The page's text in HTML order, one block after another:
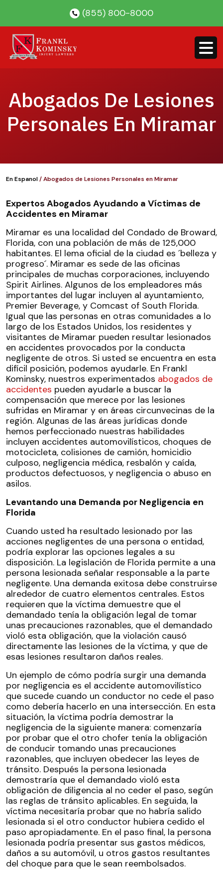
content
(855) 800-8000
Abogados De Lesiones
Personales En Miramar
En Espanol/Abogados de Lesiones Personales en Miramar
Expertos Abogados Ayudando a Víctimas de
Accidentes en Miramar
Miramar es una localidad del Condado de Broward,
Florida, con una población de más de 125,000
habitantes. El lema oficial de la ciudad es ´belleza y
progreso´. Miramar es sede de las oficinas
principales de muchas corporaciones, incluyendo
Spirit Airlines. Algunos de los empleadores más
importantes del lugar incluyen al ayuntamiento,
Premier Beverage, y Comcast of South Florida.
Igual que las personas en otras comunidades a lo
largo de los Estados Unidos, los residentes y
visitantes de Miramar pueden resultar lesionados
en accidentes provocados por la conducta
negligente de otros. Si usted se encuentra en esta
difícil posición, podemos ayudarle. En Frankl
Kominsky, nuestros experimentados abogados de
accidentes pueden ayudarle a buscar la
compensación que merece por las lesiones
sufridas en Miramar y en áreas circunvecinas de la
región. Algunas de las áreas jurídicas donde
hemos perfeccionado nuestras habilidades
incluyen accidentes automovilísticos, choques de
motocicleta, colisiones de camión, homicidio
culposo, negligencia médica, resbalón y caída,
productos defectuosos, y negligencia o abuso en
asilos.
Levantando una Demanda por Negligencia en
Florida
Cuando usted ha resultado lesionado por las
acciones negligentes de una persona o entidad,
podría explorar las opciones legales a su
disposición. La legislación de Florida permite a una
persona lesionada señalar responsable a la parte
negligente. Una demanda exitosa debe construirse
alrededor de cuatro elementos centrales. Estos
requieren que la víctima demuestre que el
demandado tenía la obligación legal de tomar
unas precauciones razonables, que el demandado
violó esta obligación, que la violación causó
directamente las lesiones de la víctima, y que de
esas lesiones resultaron daños reales.
Un ejemplo de cómo podría surgir una demanda
por negligencia es el accidente automovilístico
que sucede cuando un conductor no cede el paso
como debería hacerlo en una intersección. En esta
situación, la víctima podría demostrar la
negligencia de la siguiente manera: comenzaría
por probar que el otro chofer tenía la obligación
de conducir tomando unas precauciones
razonables, que incluyen obedecer las leyes de
tránsito. Después la persona lesionada
demostraría que el demandado violó esta
obligación de diligencia al no ceder el paso, según
las reglas de tránsito aplicables. En seguida, la
víctima necesitaría probar que no habría salido
lesionada si el otro conductor hubiera cedido el
paso apropiadamente. En el paso final, la persona
lesionada podría presentar sus gastos médicos,
daños a su automóvil, u otros gastos resultantes
del choque para que le sean reembolsados.